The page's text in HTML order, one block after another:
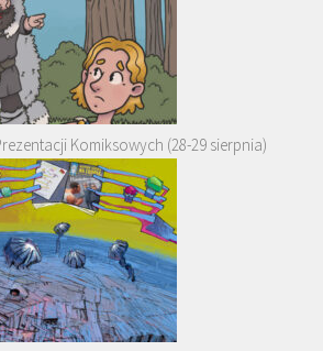
Komiksowych (28-29 sierpnia)